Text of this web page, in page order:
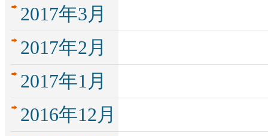
2017年3月
2017年2月
2017年1月
2016年12月